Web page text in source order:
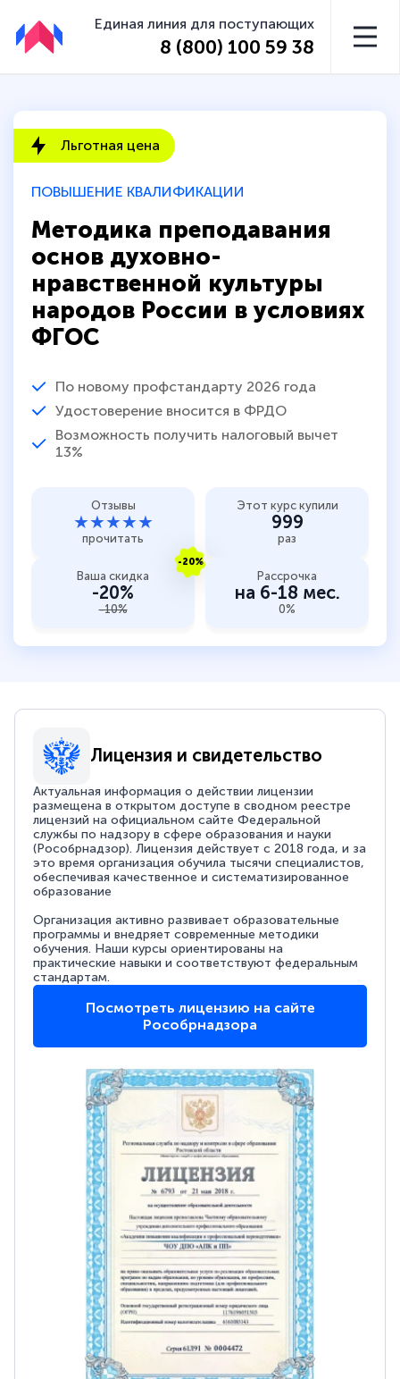
Единая линия для поступающих
8 (800) 100 59 38
ПОВЫШЕНИЕ КВАЛИФИКАЦИИ
Методика преподавания
основ духовно-
нравственной культуры
народов России в условиях
ФГОС
По новому профстандарту 2026 года
Удостоверение вносится в ФРДО
Возможность получить налоговый вычет
13%
Льготная цена
Отзывы
★★★★★
прочитать
Этот курс купили
999
раз
-20%
Ваша скидка
-20%
-10%
Рассрочка
на 6-18 мес.
0%
Лицензия и свидетельство
Актуальная информация о действии лицензии
размещена в открытом доступе в сводном реестре
лицензий на официальном сайте Федеральной
службы по надзору в сфере образования и науки
(Рособрнадзор). Лицензия действует с 2018 года, и за
это время организация обучила тысячи специалистов,
обеспечивая качественное и систематизированное
образование
Организация активно развивает образовательные
программы и внедряет современные методики
обучения. Наши курсы ориентированы на
практические навыки и соответствуют федеральным
стандартам.
Посмотреть лицензию на сайте
Рособрнадзора